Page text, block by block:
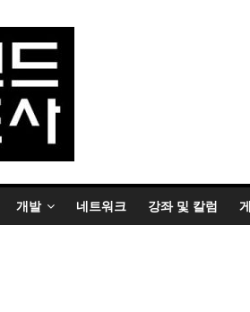
개발 네트워크 강좌 및 칼럼